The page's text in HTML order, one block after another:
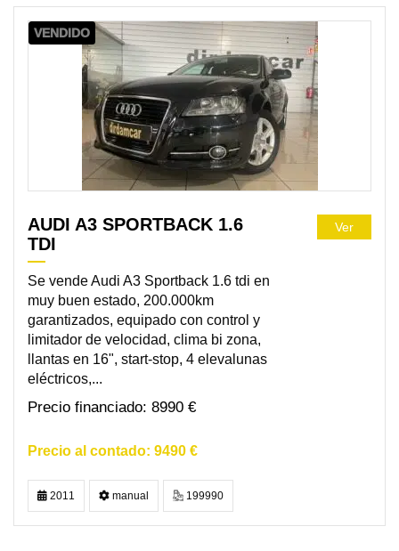
VENDIDO
AUDI A3 SPORTBACK 1.6
TDI
Se vende Audi A3 Sportback 1.6 tdi en
muy buen estado, 200.000km
garantizados, equipado con control y
limitador de velocidad, clima bi zona,
llantas en 16", start-stop, 4 elevalunas
eléctricos,...
8990 €
9490 €
Ver
2011 manual 199990